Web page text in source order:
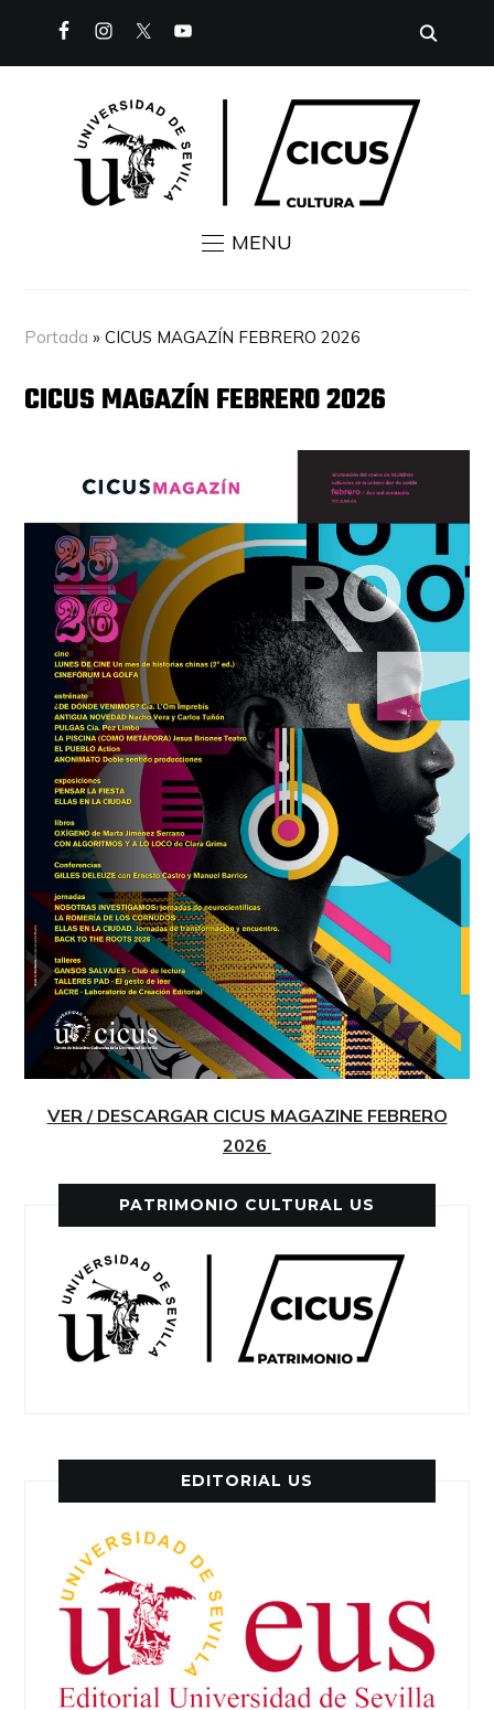
MENU
Portada »CICUS MAGAZÍN FEBRERO 2026
CICUS MAGAZÍN FEBRERO 2026
VER / DESCARGAR CICUS MAGAZINE FEBRERO
2026
PATRIMONIO CULTURAL US
EDITORIAL US